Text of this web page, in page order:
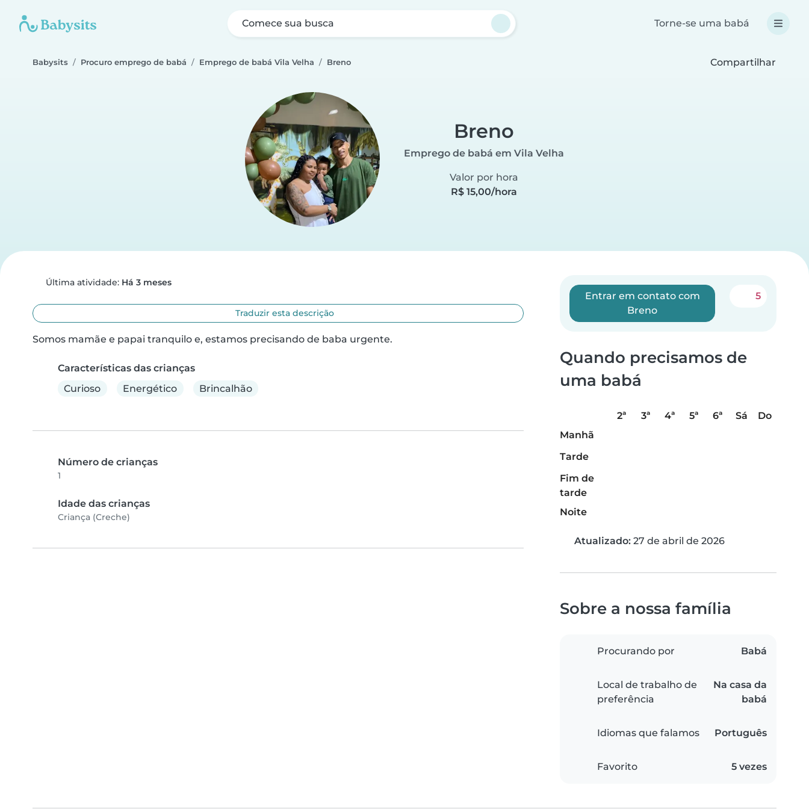
Comece sua busca Torne-se uma babá
Babysits Procuro emprego de babá Emprego de babá Vila Velha Breno Compartilhar
Breno
Emprego de babá em Vila Velha
Valor por hora
R$ 15,00/hora
Última atividade: Há 3 meses
Traduzir esta descrição
Somos mamãe e papai tranquilo e, estamos precisando de baba urgente.
Características das crianças
Curioso
Energético Brincalhão
Número de crianças
1
Idade das crianças
Criança (Creche)
Entrar em contato com
Breno
5
Quando precisamos de
uma babá
2ª 3ª 4ª 5ª 6ª Sá
Do
Manhã
Tarde
Fim de
tarde
Noite
Atualizado: 27 de abril de 2026
Sobre a nossa família
Procurando por Babá
Local de trabalho de
preferência
Na casa da
babá
Idiomas que falamos Português
Favorito 5 vezes